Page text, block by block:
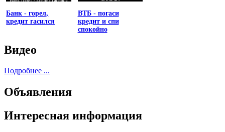
Банк - горел,
кредит гасился
ВТБ - погаси
кредит и спи
спокойно
Видео
Подробнее ...
Объявления
Интересная информация